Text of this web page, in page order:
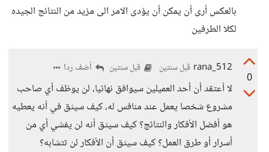
بالعكس أرى أن يمكن أن يؤدى الامر الى مزيد من النتائج الجيده
لكلا الطرفين
0
rana_512 قبل سنتين قبل سنتين أضف ردا
لا أعتقد أن أحد العميلين سيوافق نهائيا، لن يوظف أي صاحب
مشروع شخصا يعمل عند منافس له، كيف سيثق في أنه يعطيه
هو أفضل الأفكار والنتائج؟ كيف سيثق أنه لن يفشي أي من
أسرار أو طرق العمل؟ كيف سيثق أن الأفكار لن تتشابه؟